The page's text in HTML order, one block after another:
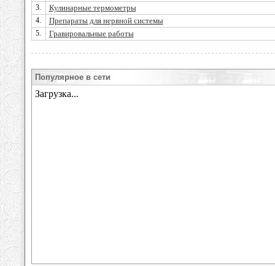
3. Кулинарные термометры
4. Препараты для нервной системы
5. Гравировальные работы
Популярное в сети